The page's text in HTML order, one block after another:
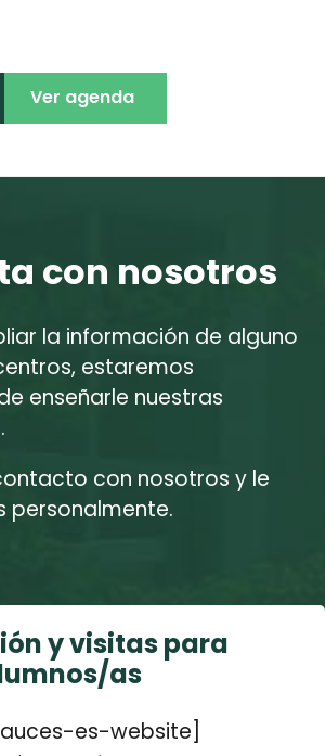
Ver agenda
con nosotros
la información de alguno
estaremos
enseñarle nuestras
con nosotros y le
personalmente.
y visitas para
as
es-website]